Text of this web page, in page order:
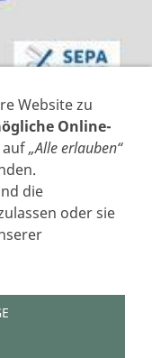
Website zu
Online-
auf„Alle erlauben“
die
oder sie